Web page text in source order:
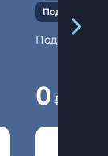
Подключение
0 ₽/мес